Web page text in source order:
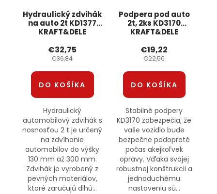
Hydraulický zdvihák
na auto 2t KD1377
KRAFT&DELE
€32,75
€36,84
DO KOŠÍKA
Hydraulický
automobilový zdvihák s
nosnosťou 2 t je určený
na zdvíhanie
automobilov do výšky
130 mm až 300 mm.
Zdvihák je vyrobený z
pevných materiálov,
ktoré zaručujú dlhú...
Podpera pod auto
2t, 2ks KD3170
KRAFT&DELE
€19,22
€22,50
DO KOŠÍKA
Stabilné podpery
KD3170 zabezpečia, že
vaše vozidlo bude
bezpečne podopreté
počas akejkoľvek
opravy. Vďaka svojej
robustnej konštrukcii a
jednoduchému
nastaveniu sú...